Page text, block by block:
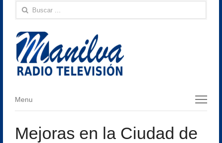
Buscar:
Menu
Menu
Mejoras en la Ciudad de